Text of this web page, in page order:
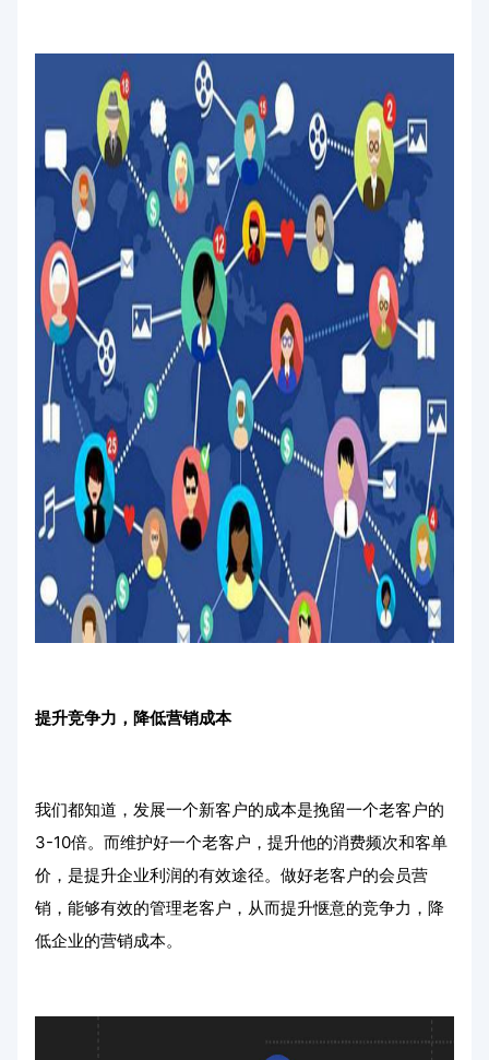
提升竞争力，降低营销成本
我们都知道，发展一个新客户的成本是挽留一个老客户的
3-10倍。而维护好一个老客户，提升他的消费频次和客单
价，是提升企业利润的有效途径。做好老客户的会员营
销，能够有效的管理老客户，从而提升惬意的竞争力，降
低企业的营销成本。